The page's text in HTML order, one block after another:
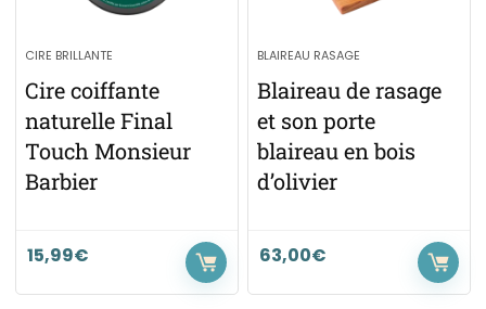
CIRE BRILLANTE
Cire coiffante
naturelle Final
Touch Monsieur
Barbier
15,99€
BLAIREAU RASAGE
Blaireau de rasage
et son porte
blaireau en bois
d’olivier
63,00€